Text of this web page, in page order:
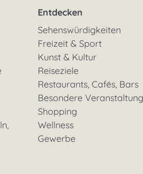
Entdecken
Sehenswürdigkeiten
Freizeit & Sport
Kunst & Kultur
Reiseziele
Restaurants, Cafés, Bars
Besondere
Shopping
Wellness
Gewerbe